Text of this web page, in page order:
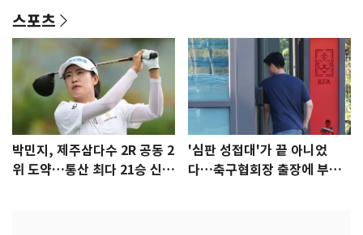
스포츠
박민지, 제주삼다수 2R 공동 2
위 도약…통산 최다 21승 신기
'심판 성접대'가 끝 아니었
다…축구협회장 출장에 부인